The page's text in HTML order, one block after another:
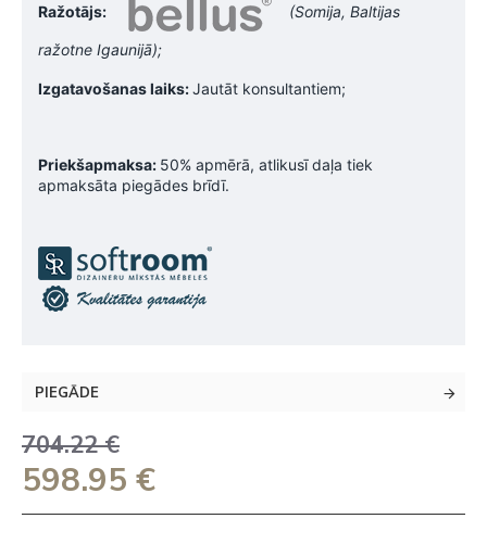
Ražotājs: (Somija, Baltijas
ražotne Igaunijā);
Izgatavošanas laiks:Jautāt konsultantiem;
Priekšapmaksa: 50% apmērā, atlikusī daļa tiek
apmaksāta piegādes brīdī.
PIEGĀDE
598.95 €
704.22 €